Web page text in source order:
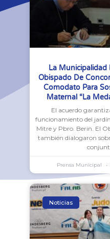
La Municipalidad
Obispado De
Comodato Para
Maternal “La
El acuerdo
funcionamiento del
Mitre y Pbro. Berin. El
también dialogaron
Prensa Municipal
Noticias